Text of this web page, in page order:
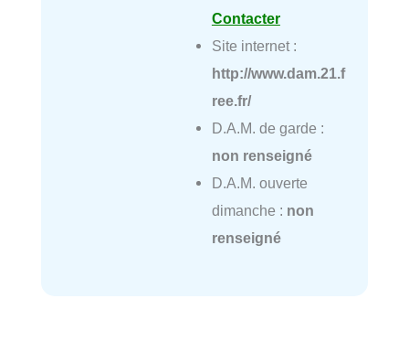
Contacter
Site internet :
http://www.dam.21.f
ree.fr/
D.A.M. de garde :
non renseigné
D.A.M. ouverte
dimanche : non
renseigné